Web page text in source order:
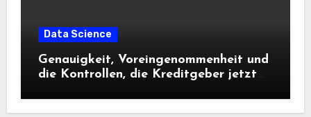
Data Science
Genauigkeit, Voreingenommenheit und
die Kontrollen, die Kreditgeber jetzt